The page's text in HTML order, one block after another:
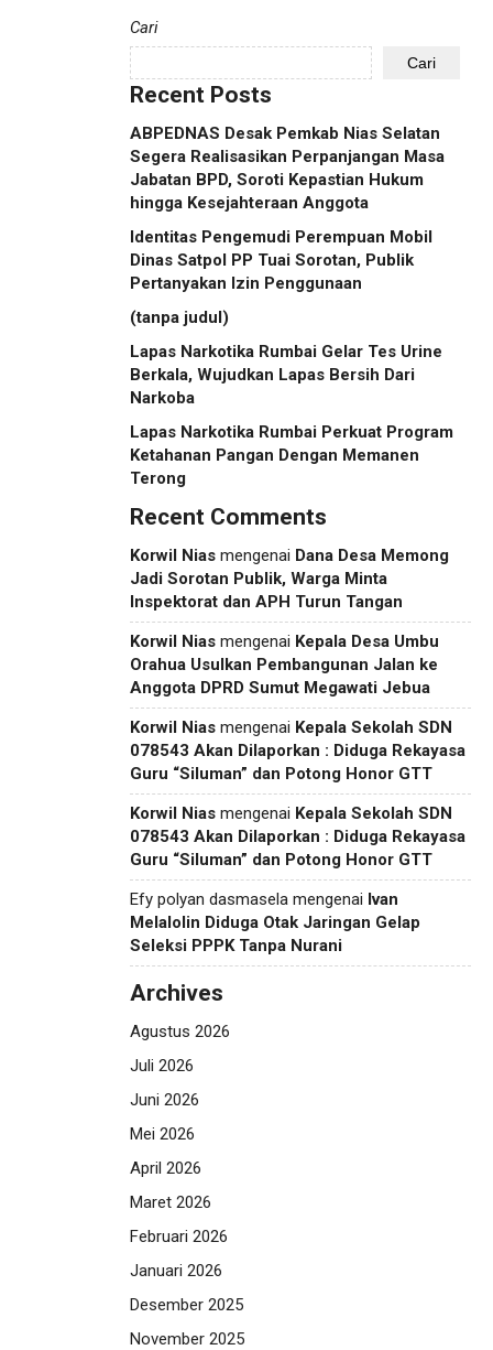
Cari
Cari
Recent Posts
ABPEDNAS Desak Pemkab Nias Selatan
Segera Realisasikan Perpanjangan Masa
Jabatan BPD, Soroti Kepastian Hukum
hingga Kesejahteraan Anggota
Identitas Pengemudi Perempuan Mobil
Dinas Satpol PP Tuai Sorotan, Publik
Pertanyakan Izin Penggunaan
(tanpa judul)
Lapas Narkotika Rumbai Gelar Tes Urine
Berkala, Wujudkan Lapas Bersih Dari
Narkoba
Lapas Narkotika Rumbai Perkuat Program
Ketahanan Pangan Dengan Memanen
Terong
Recent Comments
Korwil Nias mengenai Dana Desa Memong
Jadi Sorotan Publik, Warga Minta
Inspektorat dan APH Turun Tangan
Korwil Nias mengenai Kepala Desa Umbu
Orahua Usulkan Pembangunan Jalan ke
Anggota DPRD Sumut Megawati Jebua
Korwil Nias mengenai Kepala Sekolah SDN
078543 Akan Dilaporkan : Diduga Rekayasa
Guru “Siluman” dan Potong Honor GTT
Korwil Nias mengenai Kepala Sekolah SDN
078543 Akan Dilaporkan : Diduga Rekayasa
Guru “Siluman” dan Potong Honor GTT
Efy polyan dasmasela mengenai Ivan
Melalolin Diduga Otak Jaringan Gelap
Seleksi PPPK Tanpa Nurani
Archives
Agustus 2026
Juli 2026
Juni 2026
Mei 2026
April 2026
Maret 2026
Februari 2026
Januari 2026
Desember 2025
November 2025